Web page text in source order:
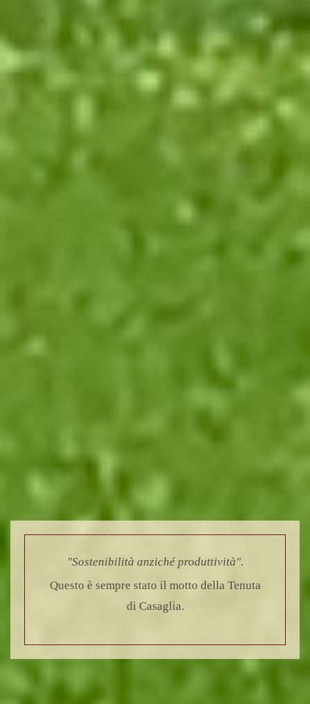
"Sostenibilità anziché produttività".
Questo è sempre stato il motto della Tenuta
di Casaglia.